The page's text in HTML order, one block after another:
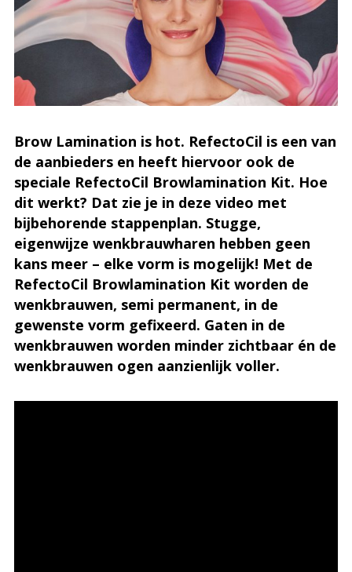
Brow Lamination is hot. RefectoCil is een van
de aanbieders en heeft hiervoor ook de
speciale RefectoCil Browlamination Kit. Hoe
dit werkt? Dat zie je in deze video met
bijbehorende stappenplan. Stugge,
eigenwijze wenkbrauwharen hebben geen
kans meer – elke vorm is mogelijk! Met de
RefectoCil Browlamination Kit worden de
wenkbrauwen, semi permanent, in de
gewenste vorm gefixeerd. Gaten in de
wenkbrauwen worden minder zichtbaar én de
wenkbrauwen ogen aanzienlijk voller.